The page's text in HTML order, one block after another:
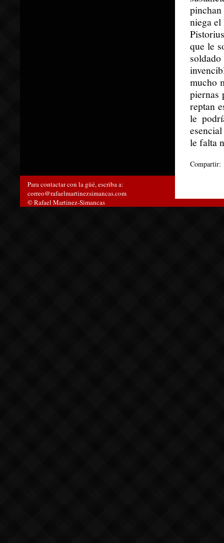
niega
que le
mucho
piernas
reptan
le
le falta
Compartir:
Para contactar con la güé, escriba a:
correo@rafaelmartinezsimancas.com
© Rafael Martinez-Simancas